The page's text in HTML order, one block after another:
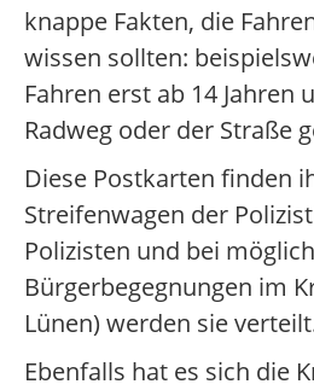
knappe Fakten, die
wissen sollten:
Fahren erst ab 14 Jahren
Radweg oder der Straße
Diese Postkarten finden
Streifenwagen der
Polizisten und bei
Bürgerbegegnungen im
Lünen) werden sie
Ebenfalls hat es sich die